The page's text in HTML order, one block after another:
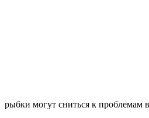
рыбки могут сниться к проблемам